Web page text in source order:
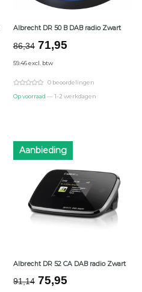
Albrecht DR 50 B DAB radio Zwart
86,34 Oorspronkelijke
was:
€86,34.
71,95Huidige
€71,95.
59.46 excl. btw
0 beoordelingen
Op voorraad — 1-2 werkdagen
Aanbieding
Albrecht DR 52 CA DAB radio Zwart
91,14 Oorspronkelijke
75,95Huidige